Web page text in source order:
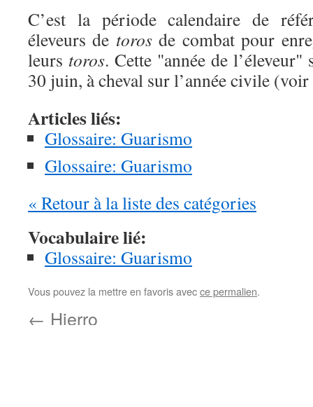
C’est la période calendaire de
éleveurs de torosde combat pour
leurs toros. Cette "année de l’éleveur"
30 juin, à cheval sur l’année civile (voir
Articles liés:
Glossaire: Guarismo
Glossaire: Guarismo
« Retour à la liste des catégories
Vocabulaire lié:
Glossaire: Guarismo
Vous pouvez la mettre en favoris avecce permalien.
← Hierro